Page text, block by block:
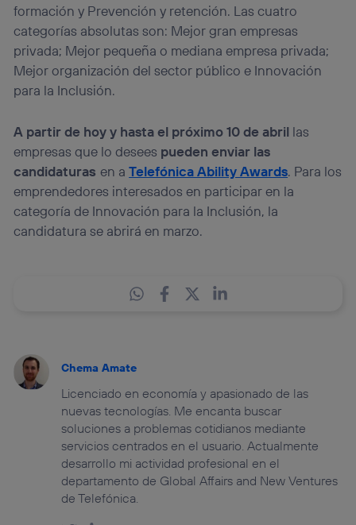
formación y Prevención y retención. Las cuatro
categorías absolutas son: Mejor gran empresas
privada; Mejor pequeña o mediana empresa privada;
Mejor organización del sector público e Innovación
para la Inclusión.
A partir de hoy y hasta el próximo 10 de abril las
empresas que lo desees pueden enviar las
candidaturasen aTelefónica Ability Awards. Para los
emprendedores interesados en participar en la
categoría de Innovación para la Inclusión, la
candidatura se abrirá en marzo.
Chema Amate
Licenciado en economía y apasionado de las
nuevas tecnologías. Me encanta buscar
soluciones a problemas cotidianos mediante
servicios centrados en el usuario. Actualmente
desarrollo mi actividad profesional en el
departamento de Global Affairs and New Ventures
de Telefónica.